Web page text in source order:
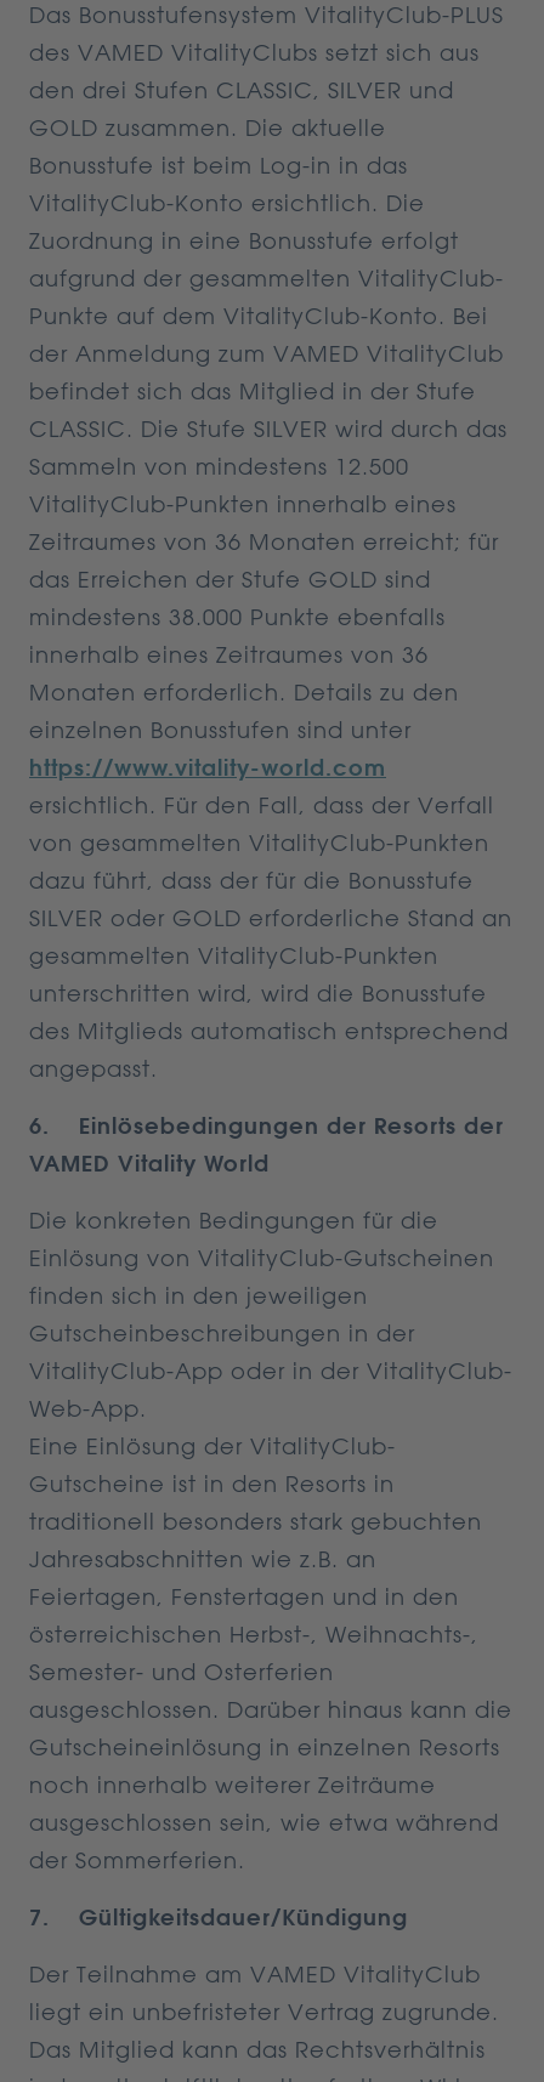
Das Bonusstufensystem VitalityClub-PLUS
des VAMED VitalityClubs setzt sich aus
den drei Stufen CLASSIC, SILVER und
GOLD zusammen. Die aktuelle
Bonusstufe ist beim Log-in in das
VitalityClub-Konto ersichtlich. Die
Zuordnung in eine Bonusstufe erfolgt
aufgrund der gesammelten VitalityClub-
Punkte auf dem VitalityClub-Konto. Bei
der Anmeldung zum VAMED VitalityClub
befindet sich das Mitglied in der Stufe
CLASSIC. Die Stufe SILVER wird durch das
Sammeln von mindestens 12.500
VitalityClub-Punkten innerhalb eines
Zeitraumes von 36 Monaten erreicht; für
das Erreichen der Stufe GOLD sind
mindestens 38.000 Punkte ebenfalls
innerhalb eines Zeitraumes von 36
Monaten erforderlich. Details zu den
einzelnen Bonusstufen sind unter
https://www.vitality-world.com
ersichtlich. Für den Fall, dass der Verfall
von gesammelten VitalityClub-Punkten
dazu führt, dass der für die Bonusstufe
SILVER oder GOLD erforderliche Stand an
gesammelten VitalityClub-Punkten
unterschritten wird, wird die Bonusstufe
des Mitglieds automatisch entsprechend
angepasst.
6. Einlösebedingungen der Resorts der
VAMED Vitality World
Die konkreten Bedingungen für die
Einlösung von VitalityClub-Gutscheinen
finden sich in den jeweiligen
Gutscheinbeschreibungen in der
VitalityClub-App oder in der VitalityClub-
Web-App.
Eine Einlösung der VitalityClub-
Gutscheine ist in den Resorts in
traditionell besonders stark gebuchten
Jahresabschnitten wie z.B. an
Feiertagen, Fenstertagen und in den
österreichischen Herbst-, Weihnachts-,
Semester- und Osterferien
ausgeschlossen. Darüber hinaus kann die
Gutscheineinlösung in einzelnen Resorts
noch innerhalb weiterer Zeiträume
ausgeschlossen sein, wie etwa während
der Sommerferien.
7. Gültigkeitsdauer/Kündigung
Der Teilnahme am VAMED VitalityClub
liegt ein unbefristeter Vertrag zugrunde.
Das Mitglied kann das Rechtsverhältnis